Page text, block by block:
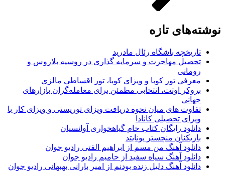
تازه
تاریخچه باشگاه رئال مادرید
تحصیل مهاجرت و سرمایه گذاری در روسیه بلاروس و
رومانی
معرفی تور کوبا و ویزای کوبا، تور اقساطی مالزی
بروکر اوتت، انتخابی مطمئن برای معامله‌گران بازارهای
جهانی
تفاوت های میان نحوه دریافت ویزای توریستی و ویزای کار با
ویزای تحصیلی کانادا
دانلود رایگان کتاب خام گیاهخواری آوانسیان
بازیکنان منچستر یونایتد
دانلود آهنگ من مسم از ابراهیم الفتی رادیو جوان
دانلود آهنگ سیاه سفید از حامیم رادیو جوان
دانلود آهنگ دلیل زنده بودنم از امیر بارانی بهبهانی رادیو جوان